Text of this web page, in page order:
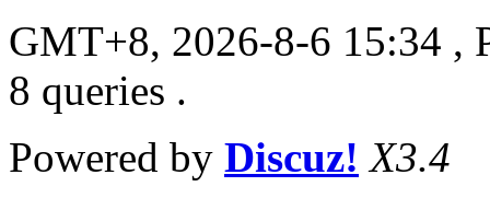
GMT+8, 2026-8-6 15:34 ,
8 queries .
Powered by Discuz! X3.4